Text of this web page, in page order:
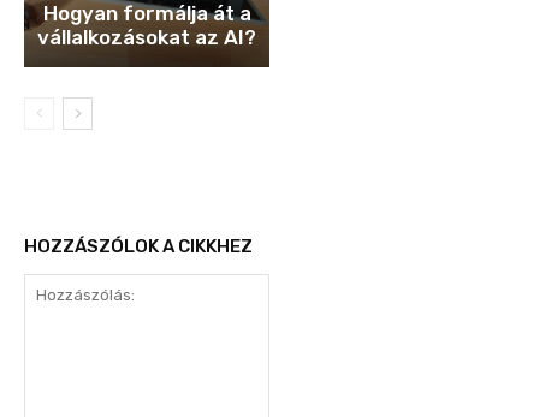
Hogyan formálja át a
vállalkozásokat az AI?
HOZZÁSZÓLOK A CIKKHEZ